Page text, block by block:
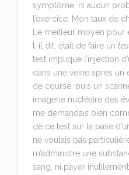
symptôme, ni aucun
l’exercice. Mon taux de
Le meilleur moyen pour
t-il dit, était de faire un
test implique l’injection
dans une veine après un
de course, puis un
imagerie nucléaire des
me demandais bien
de ce test sur la base
ne voulais pas
m’administre une
sang, ni payer